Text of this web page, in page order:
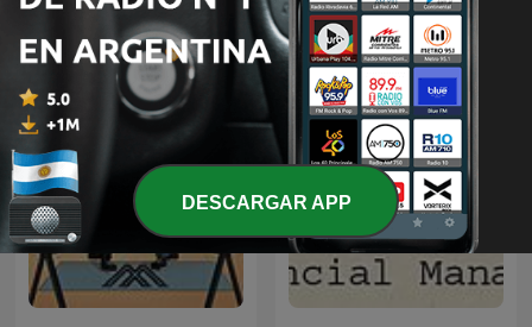
Dr. Mario Alonso Puig
Doctorando, que no es
poco
DESCARGAR APP